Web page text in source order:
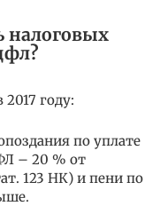
налоговых
году:
по уплате
– 20 % от
123 НК) и пени по